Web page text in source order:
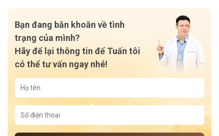
Bạn đang băn khoăn về tình
trạng của mình?
Hãy để lại thông tin để Tuấn tôi
có thể tư vấn ngay nhé!